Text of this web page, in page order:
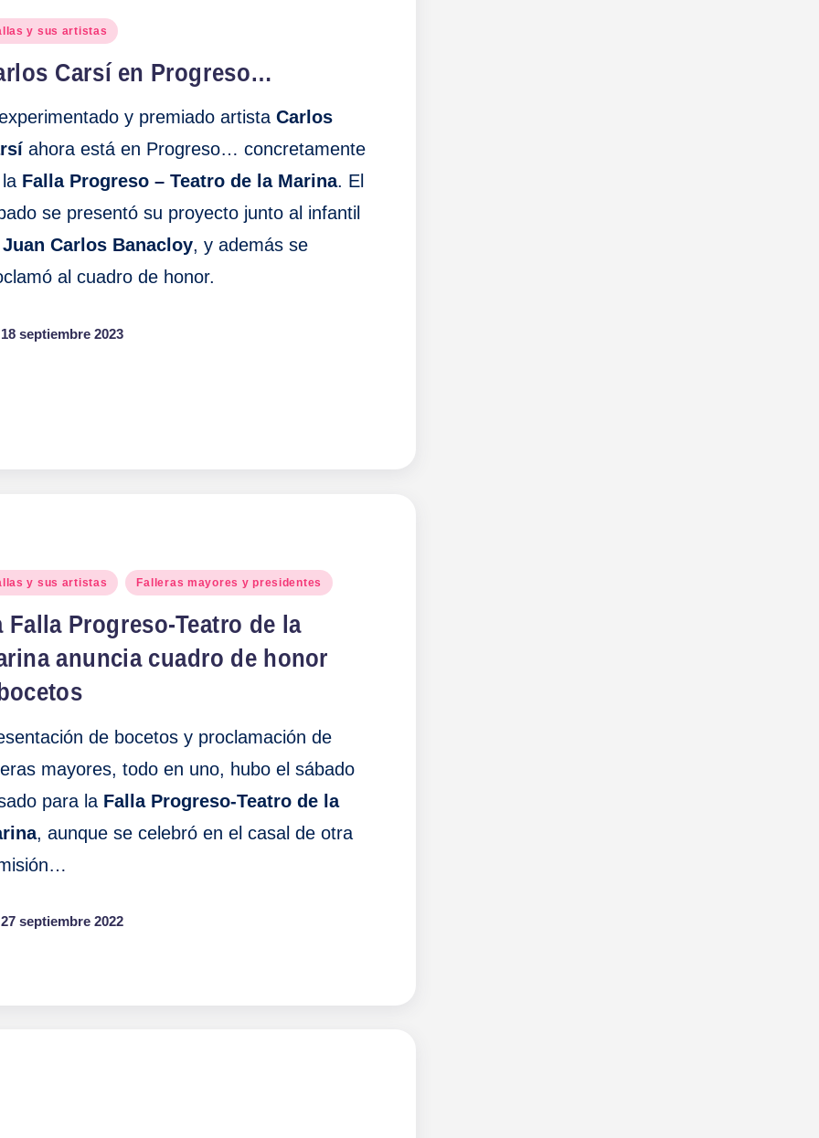
y sus artistas
Carsí en Progreso…
y premiado artistaCarlos
ahora está en Progreso… concretamente
Falla Progreso – Teatro de la Marina. El
se presentó su proyecto junto al infantil
Juan Carlos Banacloy, y además se
al cuadro de honor.
18 septiembre 2023
y sus artistas Falleras mayores y presidentes
Falla Progreso-Teatro de la
anuncia cuadro de honor
de bocetos y proclamación de
mayores, todo en uno, hubo el sábado
para la Falla Progreso-Teatro de la
, aunque se celebró en el casal de otra
27 septiembre 2022